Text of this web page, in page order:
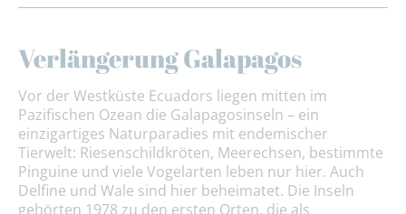
Verlängerung Galapagos
Vor der Westküste Ecuadors liegen mitten im
Pazifischen Ozean die Galapagosinseln – ein
einzigartiges Naturparadies mit endemischer
Tierwelt: Riesenschildkröten, Meerechsen, bestimmte
Pinguine und viele Vogelarten leben nur hier. Auch
Delfine und Wale sind hier beheimatet. Die Inseln
gehörten 1978 zu den ersten Orten, die als